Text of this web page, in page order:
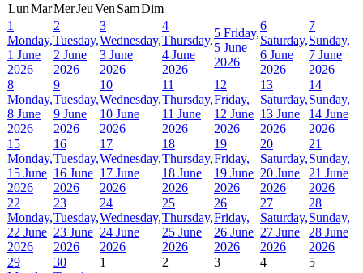
LunMarMerJeuVen SamDim
1
Monday,
1 June
2026
2
Tuesday,
2 June
2026
3
Wednesday,
3 June
2026
4
Thursday,
4 June
2026
5 Friday,
5 June
2026
6
Saturday,
6 June
2026
7
Sunday,
7 June
2026
8
Monday,
8 June
2026
9
Tuesday,
9 June
2026
10
Wednesday,
10 June
2026
11
Thursday,
11 June
2026
12
Friday,
12 June
2026
13
Saturday,
13 June
2026
14
Sunday,
14 June
2026
15
Monday,
15 June
2026
16
Tuesday,
16 June
2026
17
Wednesday,
17 June
2026
18
Thursday,
18 June
2026
19
Friday,
19 June
2026
20
Saturday,
20 June
2026
21
Sunday,
21 June
2026
22
Monday,
22 June
2026
23
Tuesday,
23 June
2026
24
Wednesday,
24 June
2026
25
Thursday,
25 June
2026
26
Friday,
26 June
2026
27
Saturday,
27 June
2026
28
Sunday,
28 June
2026
29
30
1 2 3 4 5